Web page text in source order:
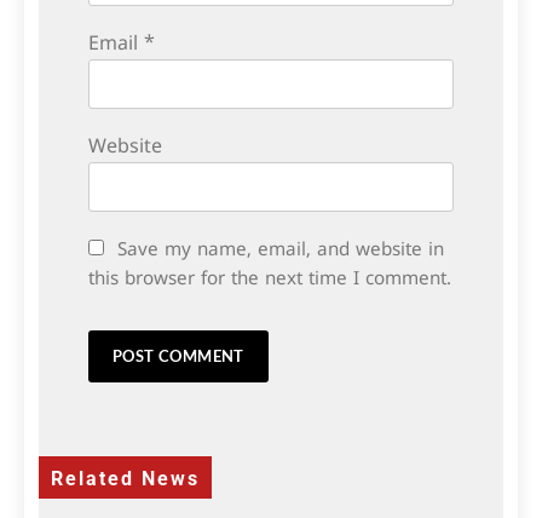
Email *
Website
Save my name, email, and website in
this browser for the next time I comment.
Related News